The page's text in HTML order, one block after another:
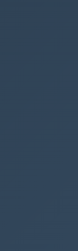
在差异，实际价
通精装修100㎡
50元/㎡，约
新房的全流程除
部运营信息，建
司报价2500元，